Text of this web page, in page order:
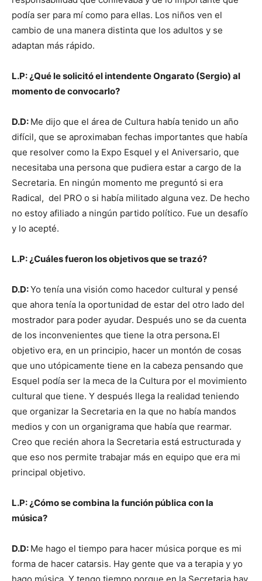
podía ser para mí como para ellas. Los niños ven el
cambio de una manera distinta que los adultos y se
adaptan más rápido.
L.P: ¿Qué le solicitó el intendente Ongarato (Sergio) al
momento de convocarlo?
D.D: Me dijo que el área de Cultura había tenido un año
difícil, que se aproximaban fechas importantes que había
que resolver como la Expo Esquel y el Aniversario, que
necesitaba una persona que pudiera estar a cargo de la
Secretaria. En ningún momento me preguntó si era
Radical, del PRO o si había militado alguna vez. De hecho
no estoy afiliado a ningún partido político. Fue un desafío
y lo acepté.
L.P: ¿Cuáles fueron los objetivos que se trazó?
D.D:Yo tenía una visión como hacedor cultural y pensé
que ahora tenía la oportunidad de estar del otro lado del
mostrador para poder ayudar. Después uno se da cuenta
de los inconvenientes que tiene la otra persona.El
objetivo era, en un principio, hacer un montón de cosas
que uno utópicamente tiene en la cabeza pensando que
Esquel podía ser la meca de la Cultura por el movimiento
cultural que tiene. Y después llega la realidad teniendo
que organizar la Secretaria en la que no había mandos
medios y con un organigrama que había que rearmar.
Creo que recién ahora la Secretaria está estructurada y
que eso nos permite trabajar más en equipo que era mi
principal objetivo.
L.P: ¿Cómo se combina la función pública con la
música?
D.D: Me hago el tiempo para hacer música porque es mi
forma de hacer catarsis. Hay gente que va a terapia y yo